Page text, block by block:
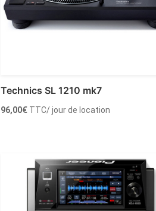
Technics SL 1210 mk7
96,00€ TTC/ jour de location
Ajouter au panier